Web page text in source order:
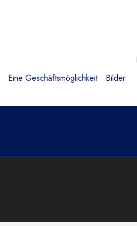
Eine Geschäftsmöglichkeit Bilder